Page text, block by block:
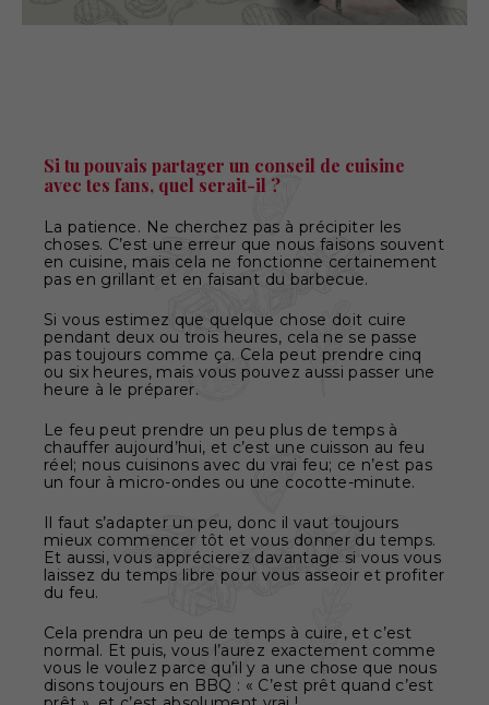
Si tu pouvais partager un conseil de cuisine
avec tes fans, quel serait-il ?
La patience. Ne cherchez pas à précipiter les
choses. C’est une erreur que nous faisons souvent
en cuisine, mais cela ne fonctionne certainement
pas en grillant et en faisant du barbecue.
Si vous estimez que quelque chose doit cuire
pendant deux ou trois heures, cela ne se passe
pas toujours comme ça. Cela peut prendre cinq
ou six heures, mais vous pouvez aussi passer une
heure à le préparer.
Le feu peut prendre un peu plus de temps à
chauffer aujourd’hui, et c’est une cuisson au feu
réel; nous cuisinons avec du vrai feu; ce n’est pas
un four à micro-ondes ou une cocotte-minute.
Il faut s’adapter un peu, donc il vaut toujours
mieux commencer tôt et vous donner du temps.
Et aussi, vous apprécierez davantage si vous vous
laissez du temps libre pour vous asseoir et profiter
du feu.
Cela prendra un peu de temps à cuire, et c’est
normal. Et puis, vous l’aurez exactement comme
vous le voulez parce qu’il y a une chose que nous
disons toujours en BBQ : « C’est prêt quand c’est